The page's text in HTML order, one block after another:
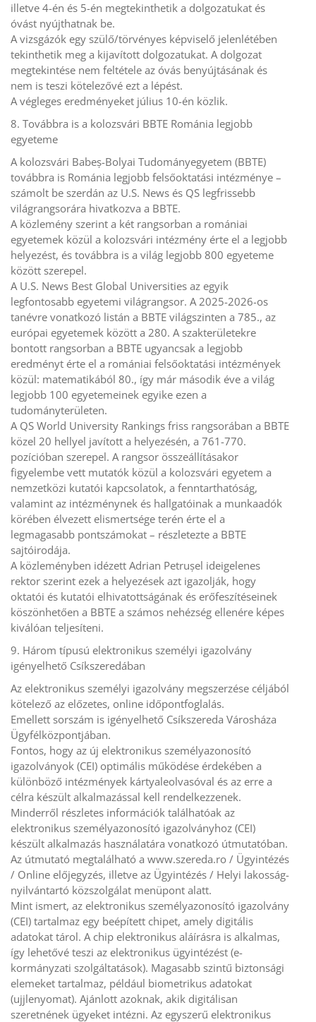
illetve 4-én és 5-én megtekinthetik a dolgozatukat és
óvást nyújthatnak be.
A vizsgázók egy szülő/törvényes képviselő jelenlétében
tekinthetik meg a kijavított dolgozatukat. A dolgozat
megtekintése nem feltétele az óvás benyújtásának és
nem is teszi kötelezővé ezt a lépést.
A végleges eredményeket július 10-én közlik.
8. Továbbra is a kolozsvári BBTE Románia legjobb
egyeteme
A kolozsvári Babeș-Bolyai Tudományegyetem (BBTE)
továbbra is Románia legjobb felsőoktatási intézménye –
számolt be szerdán az U.S. News és QS legfrissebb
világrangsorára hivatkozva a BBTE.
A közlemény szerint a két rangsorban a romániai
egyetemek közül a kolozsvári intézmény érte el a legjobb
helyezést, és továbbra is a világ legjobb 800 egyeteme
között szerepel.
A U.S. News Best Global Universities az egyik
legfontosabb egyetemi világrangsor. A 2025-2026-os
tanévre vonatkozó listán a BBTE világszinten a 785., az
európai egyetemek között a 280. A szakterületekre
bontott rangsorban a BBTE ugyancsak a legjobb
eredményt érte el a romániai felsőoktatási intézmények
közül: matematikából 80., így már második éve a világ
legjobb 100 egyetemeinek egyike ezen a
tudományterületen.
A QS World University Rankings friss rangsorában a BBTE
közel 20 hellyel javított a helyezésén, a 761-770.
pozícióban szerepel. A rangsor összeállításakor
figyelembe vett mutatók közül a kolozsvári egyetem a
nemzetközi kutatói kapcsolatok, a fenntarthatóság,
valamint az intézménynek és hallgatóinak a munkaadók
körében élvezett elismertsége terén érte el a
legmagasabb pontszámokat – részletezte a BBTE
sajtóirodája.
A közleményben idézett Adrian Petrușel ideigelenes
rektor szerint ezek a helyezések azt igazolják, hogy
oktatói és kutatói elhivatottságának és erőfeszítéseinek
köszönhetően a BBTE a számos nehézség ellenére képes
kiválóan teljesíteni.
9. Három típusú elektronikus személyi igazolvány
igényelhető Csíkszeredában
Az elektronikus személyi igazolvány megszerzése céljából
kötelező az előzetes, online időpontfoglalás.
Emellett sorszám is igényelhető Csíkszereda Városháza
Ügyfélközpontjában.
Fontos, hogy az új elektronikus személyazonosító
igazolványok (CEI) optimális működése érdekében a
különböző intézmények kártyaleolvasóval és az erre a
célra készült alkalmazással kell rendelkezzenek.
Minderről részletes információk találhatóak az
elektronikus személyazonosító igazolványhoz (CEI)
készült alkalmazás használatára vonatkozó útmutatóban.
Az útmutató megtalálható a www.szereda.ro / Ügyintézés
/ Online előjegyzés, illetve az Ügyintézés / Helyi lakosság-
nyilvántartó közszolgálat menüpont alatt.
Mint ismert, az elektronikus személyazonosító igazolvány
(CEI) tartalmaz egy beépített chipet, amely digitális
adatokat tárol. A chip elektronikus aláírásra is alkalmas,
így lehetővé teszi az elektronikus ügyintézést (e-
kormányzati szolgáltatások). Magasabb szintű biztonsági
elemeket tartalmaz, például biometrikus adatokat
(ujjlenyomat). Ajánlott azoknak, akik digitálisan
szeretnének ügyeket intézni. Az egyszerű elektronikus